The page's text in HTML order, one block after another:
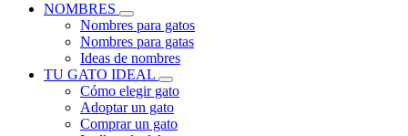
NOMBRES
Nombres para gatos
Nombres para gatas
Ideas de nombres
TU GATO IDEAL
Cómo elegir gato
Adoptar un gato
Comprar un gato